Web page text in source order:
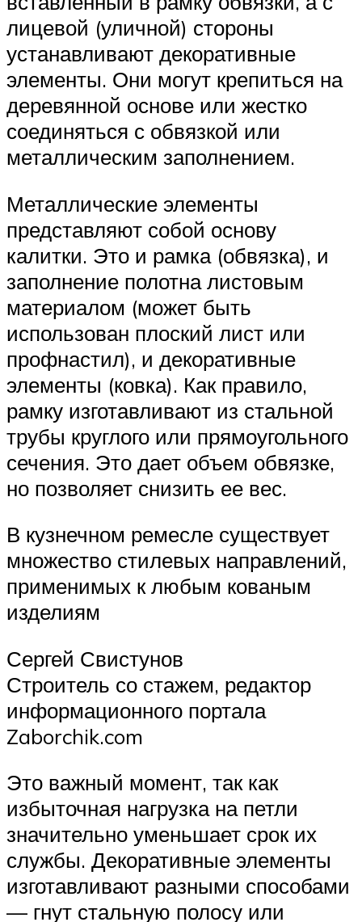
лицевой (уличной) стороны
устанавливают декоративные
элементы. Они могут крепиться на
деревянной основе или жестко
соединяться с обвязкой или
металлическим заполнением.
Металлические элементы
представляют собой основу
калитки. Это и рамка (обвязка), и
заполнение полотна листовым
материалом (может быть
использован плоский лист или
профнастил), и декоративные
элементы (ковка). Как правило,
рамку изготавливают из стальной
трубы круглого или прямоугольного
сечения. Это дает объем обвязке,
но позволяет снизить ее вес.
В кузнечном ремесле существует
множество стилевых направлений,
применимых к любым кованым
изделиям
Сергей Свистунов
Строитель со стажем, редактор
информационного портала
Zaborchik.com
Это важный момент, так как
избыточная нагрузка на петли
значительно уменьшает срок их
службы. Декоративные элементы
изготавливают разными способами
— гнут стальную полосу или